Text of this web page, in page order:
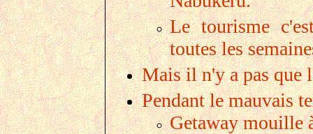
Le tourisme
toutes les
Mais il n'y a pas que
Pendant le mauvais
Getaway mouille